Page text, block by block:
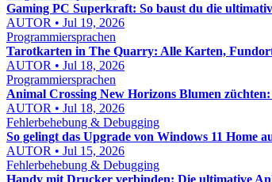
Gaming PC Superkraft: So baust du die
AUTOR • Jul 19, 2026
Programmiersprachen
Tarotkarten in The Quarry: Alle Karten,
AUTOR • Jul 18, 2026
Programmiersprachen
Animal Crossing New Horizons Blumen
AUTOR • Jul 18, 2026
Fehlerbehebung & Debugging
So gelingt das Upgrade von Windows 11 Home
AUTOR • Jul 15, 2026
Fehlerbehebung & Debugging
Handy mit Drucker verbinden: Die ultimative